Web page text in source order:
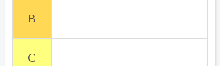
B
C